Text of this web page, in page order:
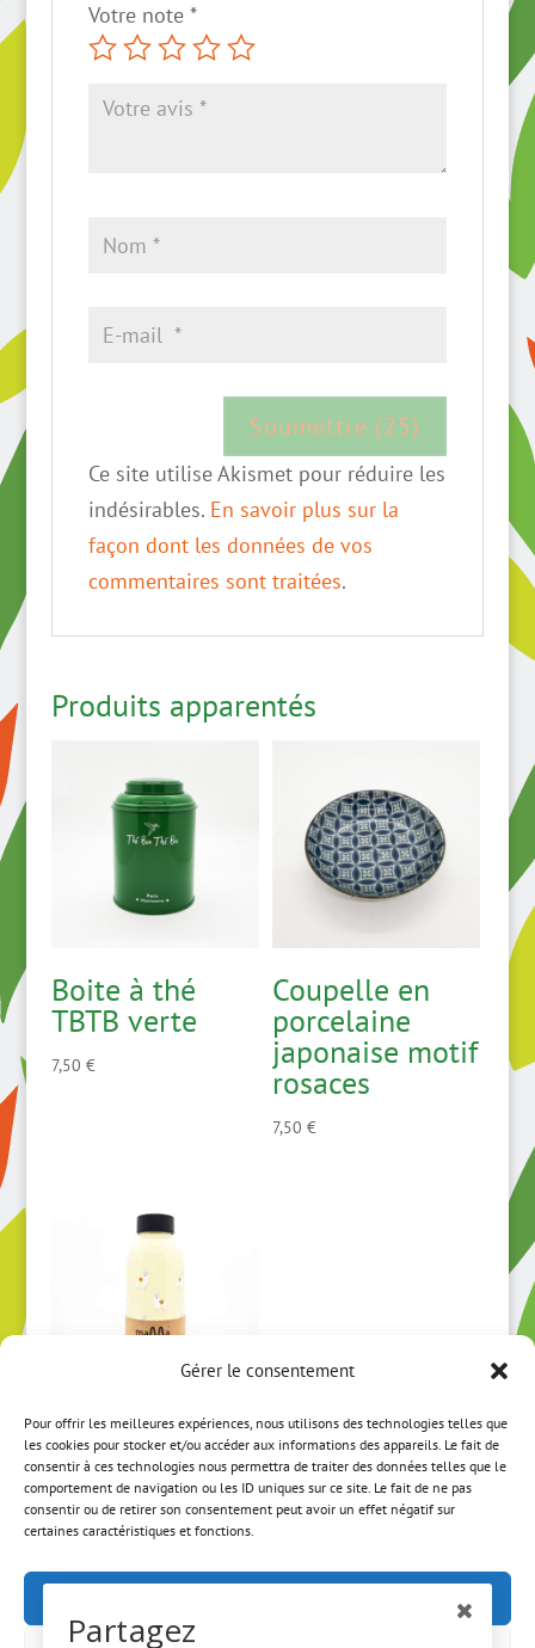
Gérer le consentement
Pour offrir les meilleures expériences, nous utilisons des technologies telles que
les cookies pour stocker et/ou accéder aux informations des appareils. Le fait de
consentir à ces technologies nous permettra de traiter des données telles que le
comportement de navigation ou les ID uniques sur ce site. Le fait de ne pas
consentir ou de retirer son consentement peut avoir un effet négatif sur
certaines caractéristiques et fonctions.
Votre note *
Ce site utilise Akismet pour réduire les
indésirables. En savoir plus sur la
façon dont les données de vos
commentaires sont traitées.
Produits apparentés
Boite à thé
TBTB verte
7,50 €
Coupelle en
porcelaine
japonaise motif
rosaces
7,50€
Mama Wata
Lama –
Thermos (47cl)
Partagez